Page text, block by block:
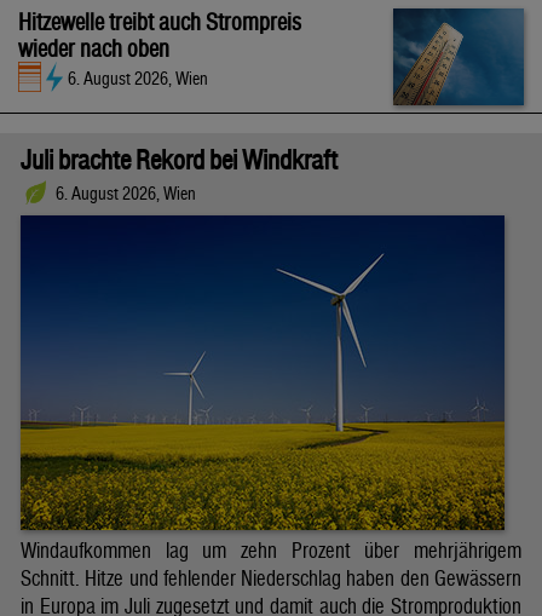
Hitzewelle treibt auch Strompreis
wieder nach oben
6. August 2026, Wien
Juli brachte Rekord bei Windkraft
6. August 2026, Wien
Windaufkommen lag um zehn Prozent über mehrjährigem
Schnitt. Hitze und fehlender Niederschlag haben den Gewässern
in Europa im Juli zugesetzt und damit auch die Stromproduktion